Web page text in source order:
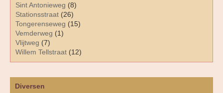
Diversen
Sint Antonieweg (8)
Stationsstraat (26)
Tongerenseweg (15)
Vemderweg (1)
Vlijtweg (7)
Willem Tellstraat (12)